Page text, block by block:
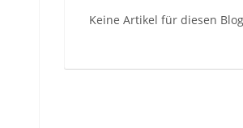
Keine Artikel für diesen